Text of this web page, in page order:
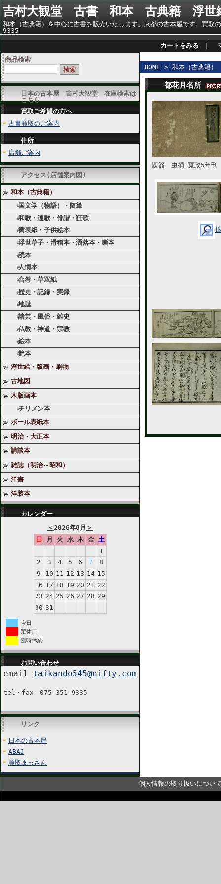
吉村大観堂 古書 和本 古典籍 浮世
和本（古典籍）を中心に古書を販売いたします。京都の古本屋です。買
9335
カートをみる
商品検索
日本の古本屋 吉村大観堂 在庫検索は
こちら
買取ご希望の方へ
古書買取のご案内
住所
店舗ご案内
アクセス(店舗案内図)
和本（古典籍）
国文学（物語）・随筆
和歌・連歌・俳諧・狂歌
黄表紙・子供絵本
浮世草子・滑稽本・洒落本・噺本
読本
人情本
合巻・草双紙
歴史・記録・実録
地誌
諸芸・風俗・雑史
仏教・神道・宗教
絵本
艶本
浮世絵・版画・刷物
古地図
木版画本
チリメン本
ボール表紙本
明治・大正本
講談本
雑誌（明治～昭和）
洋書
洋装本
カレンダー
＜2026年8月 ＞
日
月 火 水 木 金 土
1
2
3 4 5 6 7
8
9
10 11 12 13 14 15
16 17 18 19 20 21 22
23 24 25 26 27 28 29
30 31
今日
定休日
臨時休業
お問い合わせ
email taikando545@nifty.com
tel・fax 075-351-9335
リンク
日本の古本屋
ABAJ
買取まっさん
HOME > 和本（古典籍）
都花月名所
題簽 虫損 寛政5年刊
個人情報の取り扱いについ